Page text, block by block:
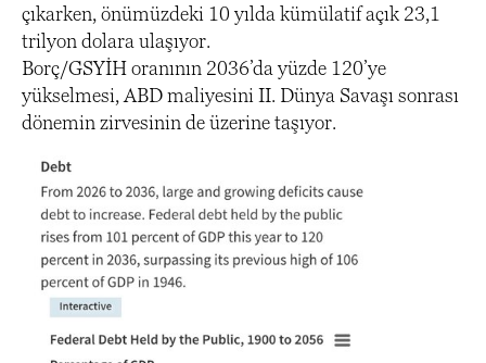
çıkarken, önümüzdeki 10 yılda kümülatif açık 23,1
trilyon dolara ulaşıyor.
Borç/GSYİH oranının 2036’da yüzde 120’ye
yükselmesi, ABD maliyesini II. Dünya Savaşı sonrası
dönemin zirvesinin de üzerine taşıyor.